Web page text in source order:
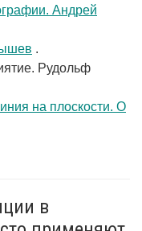
Андрей
.
Рудольф
на плоскости. О
в